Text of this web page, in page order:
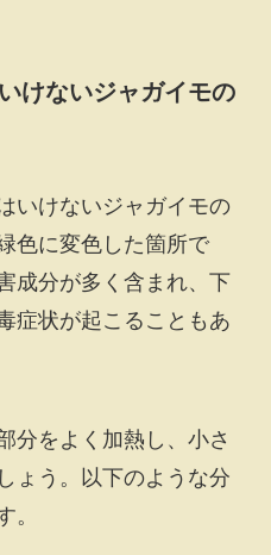
けないジャガイモの
いけないジャガイモの
色に変色した箇所で
成分が多く含まれ、下
症状が起こることもあ
分をよく加熱し、小さ
ょう。以下のような分
。